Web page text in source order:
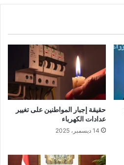
حقيقة إجبار المواطنين على تغيير
عدادات الكهرباء
14 ديسمبر، 2025